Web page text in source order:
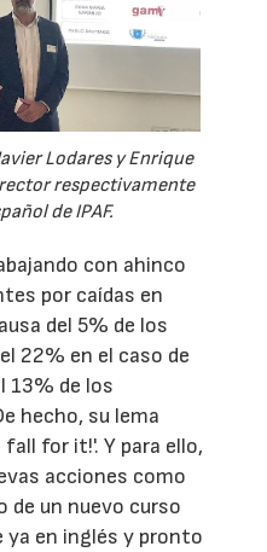
Lodares y Enrique
respectivamente
de IPAF.
con ahinco
por caídas en
del 5% de los
22% en el caso de
13% de los
hecho, su lema
for it!'. Y para ello,
acciones como
de un nuevo curso
ya en inglés y pronto